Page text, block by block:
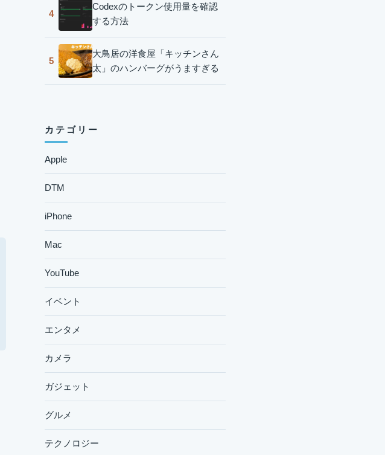
4
Codexのトークン使用量を確認
する方法
5
大鳥居の洋食屋「キッチンさん
太」のハンバーグがうますぎる
カテゴリー
Apple
DTM
iPhone
Mac
YouTube
イベント
エンタメ
カメラ
ガジェット
グルメ
テクノロジー